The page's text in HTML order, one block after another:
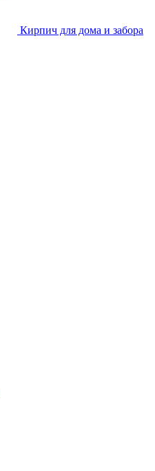
Кирпич для дома и забора